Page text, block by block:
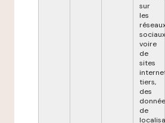
sur
les
voire
de
sites
tiers,
des
de